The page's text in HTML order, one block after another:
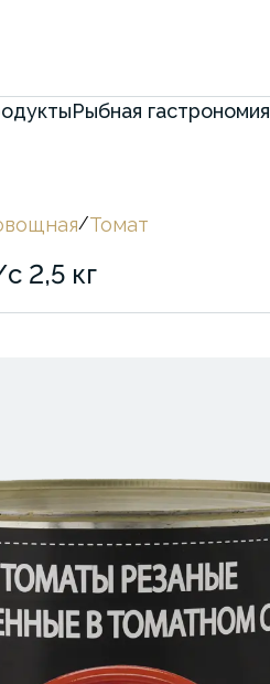
Рыбная гастрономия
/Томат
2,5 кг